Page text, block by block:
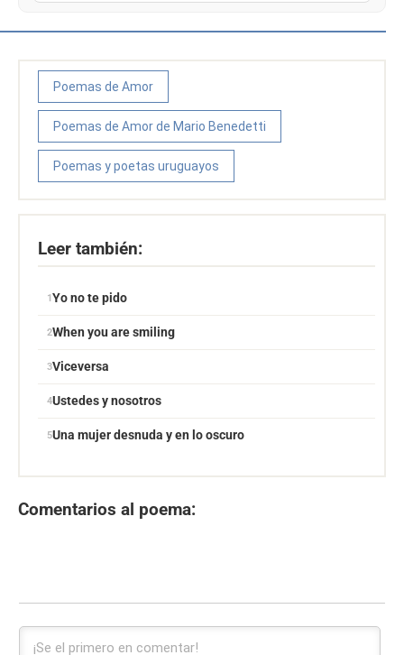
Poemas de Amor
Poemas de Amor de Mario Benedetti
Poemas y poetas uruguayos
Leer también:
Yo no te pido
When you are smiling
Viceversa
Ustedes y nosotros
Una mujer desnuda y en lo oscuro
Comentarios al poema: